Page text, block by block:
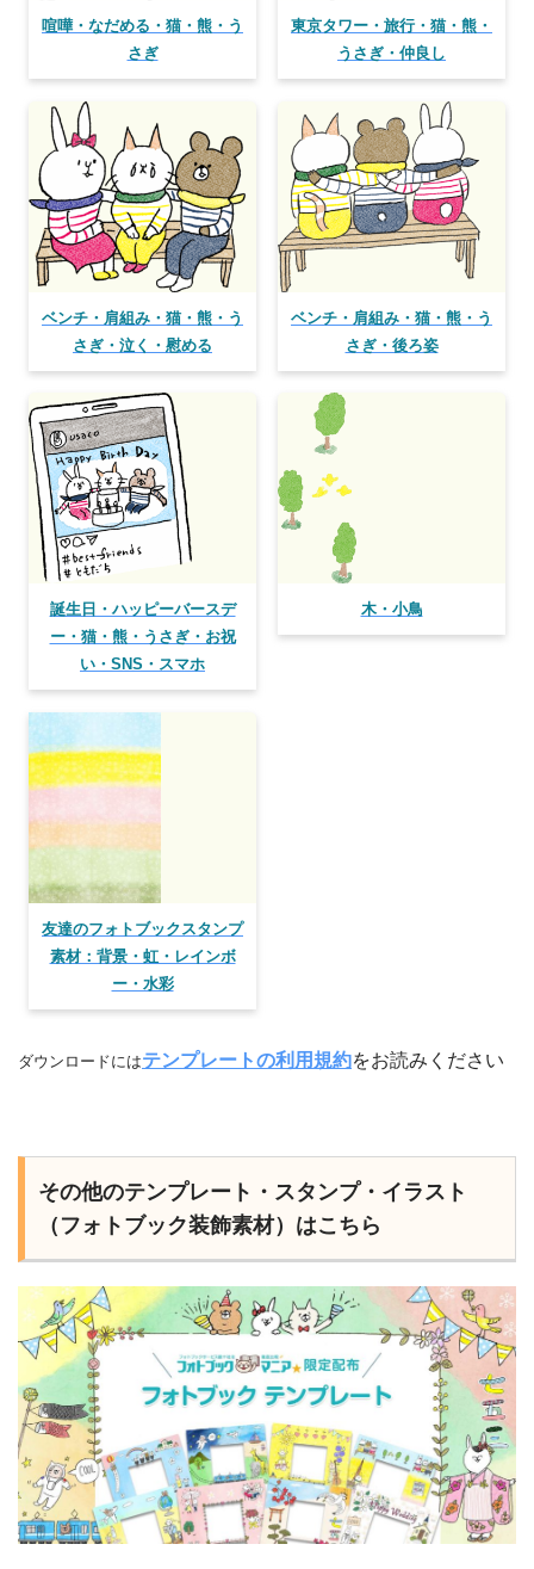
喧嘩・なだめる・猫・熊・う
さぎ
東京タワー・旅行・猫・熊・
うさぎ・仲良し
ベンチ・肩組み・猫・熊・う
さぎ・泣く・慰める
ベンチ・肩組み・猫・熊・う
さぎ・後ろ姿
誕生日・ハッピーバースデ
ー・猫・熊・うさぎ・お祝
い・SNS・スマホ
木・小鳥
友達のフォトブックスタンプ
素材：背景・虹・レインボ
ー・水彩
ダウンロードにはテンプレートの利用規約をお読みください
その他のテンプレート・スタンプ・イラスト
（フォトブック装飾素材）はこちら